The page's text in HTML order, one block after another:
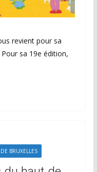
revient pour sa
sa 19e édition,
BRUXELLES